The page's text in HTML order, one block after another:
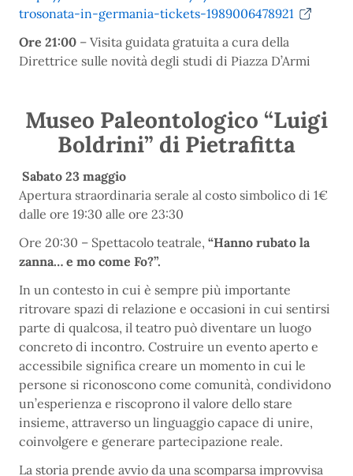
trosonata-in-germania-tickets-1989006478921
Ore 21:00 – Visita guidata gratuita a cura della
Direttrice sulle novità degli studi di Piazza D’Armi
Museo Paleontologico “Luigi
Boldrini” di Pietrafitta
Sabato 23 maggio
Apertura straordinaria serale al costo simbolico di 1€
dalle ore 19:30 alle ore 23:30
Ore 20:30 – Spettacolo teatrale, “Hanno rubato la
zanna… e mo come Fo?”.
In un contesto in cui è sempre più importante
ritrovare spazi di relazione e occasioni in cui sentirsi
parte di qualcosa, il teatro può diventare un luogo
concreto di incontro. Costruire un evento aperto e
accessibile significa creare un momento in cui le
persone si riconoscono come comunità, condividono
un’esperienza e riscoprono il valore dello stare
insieme, attraverso un linguaggio capace di unire,
coinvolgere e generare partecipazione reale.
La storia prende avvio da una scomparsa improvvisa